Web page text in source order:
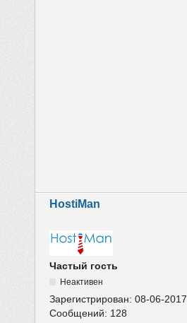
HostiMan
Частый гость
Неактивен
Зарегистрирован:08-06-2017
Сообщений: 128